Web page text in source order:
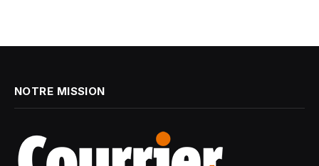
NOTRE MISSION